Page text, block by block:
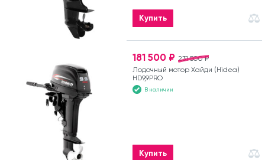
Купить
231 500 ₽
181 500 ₽
Лодочный мотор Хайди (Hidea)
HD9,9PRO
В наличии
Купить